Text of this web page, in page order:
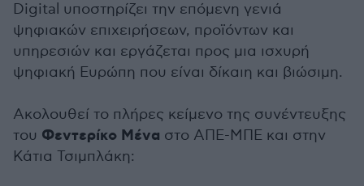
Digital υποστηρίζει την επόμενη γενιά
ψηφιακών επιχειρήσεων, προϊόντων και
υπηρεσιών και εργάζεται προς μια ισχυρή
ψηφιακή Ευρώπη που είναι δίκαιη και βιώσιμη.
Ακολουθεί το πλήρες κείμενο της συνέντευξης
του Φεντερίκο Μένα στο ΑΠΕ-ΜΠΕ και στην
Κάτια Τσιμπλάκη: